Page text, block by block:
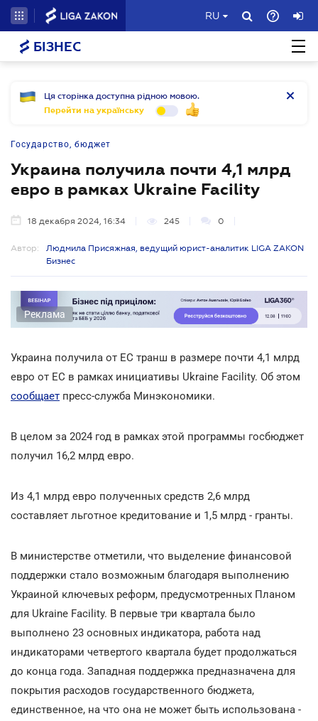
RU
БІЗНЕС
Ця сторінка доступна рідною мовою.
Перейти на українську
Государство, бюджет
Украина получила почти 4,1 млрд
евро в рамках Ukraine Facility
18 декабря 2024, 16:34 245 0
Автор:
Людмила Присяжная, ведущий юрист-аналитик LIGA ZAKON
Бизнес
Реклама
Украина получила от ЕС транш в размере почти 4,1 млрд
евро от ЕС в рамках инициативы Ukraine Facility. Об этом
сообщает пресс-служба Минэкономики.
В целом за 2024 год в рамках этой программы госбюджет
получил 16,2 млрд евро.
Из 4,1 млрд евро полученных средств 2,6 млрд
составляет льготное кредитование и 1,5 млрд - гранты.
В министерстве отметили, что выделение финансовой
поддержки стало возможным благодаря выполнению
Украиной ключевых реформ, предусмотренных Планом
для Ukraine Facility. В первые три квартала было
выполнено 23 основных индикатора, работа над
индикаторами четвертого квартала будет продолжаться
до конца года. Западная поддержка предназначена для
покрытия расходов государственного бюджета,
единственное, на что она не может быть использована -